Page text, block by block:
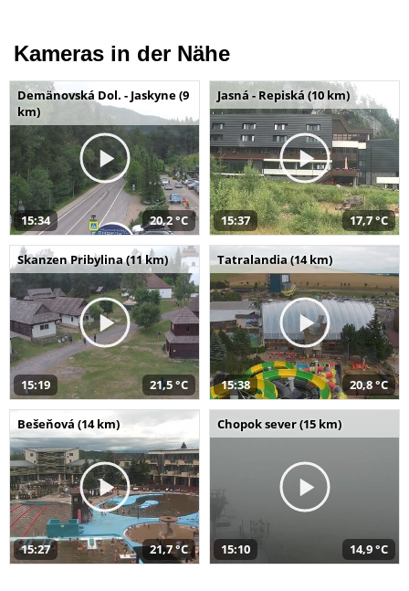
Kameras in der Nähe
Demänovská Dol. - Jaskyne (9
km)
15:34 20,2 °C
Jasná - Repiská (10 km)
15:37 17,7 °C
Skanzen Pribylina (11 km)
15:19 21,5 °C
Tatralandia (14 km)
15:38 20,8 °C
Bešeňová (14 km)
15:27 21,7 °C
Chopok sever (15 km)
15:10 14,9 °C